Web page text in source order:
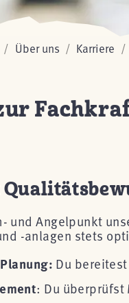
Über uns Karriere
und Angelpunkt
-anlagen stets
Du
: Du